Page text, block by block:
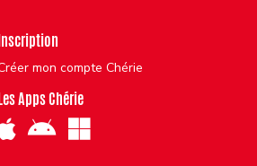
mon compte Chérie
Apps Chérie